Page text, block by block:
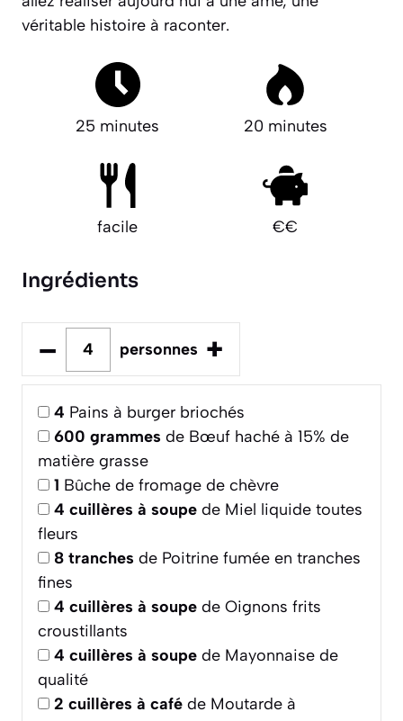
véritable histoire à raconter.
25 minutes 20 minutes
facile €€
Ingrédients
– personnes +
4 Pains à burger briochés
600 grammes de Bœuf haché à 15% de
matière grasse
1 Bûche de fromage de chèvre
4 cuillères à soupe de Miel liquide toutes
fleurs
8 tranches de Poitrine fumée en tranches
fines
4 cuillères à soupe de Oignons frits
croustillants
4 cuillères à soupe de Mayonnaise de
qualité
2 cuillères à café de Moutarde à